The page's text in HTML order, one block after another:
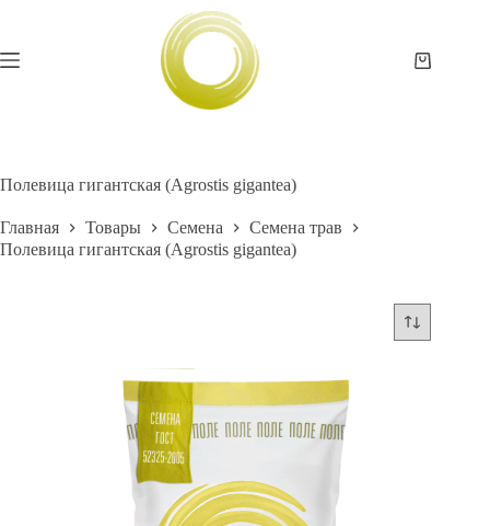
Корзина
Полевица гигантская (Agrostis gigantea)
Главная Товары Семена
Семена трав
Полевица гигантская (Agrostis gigantea)